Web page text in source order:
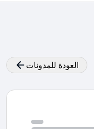
العودة للمدونات